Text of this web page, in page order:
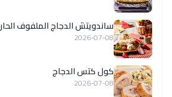
ساندويتش الدجاج الملفوف الحار
2026-07-08
كول كتس الدجاج
2026-07-08